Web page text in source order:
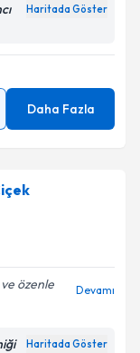
Haritada Göster
Daha Fazla
özenle
Devamı
Haritada Göster